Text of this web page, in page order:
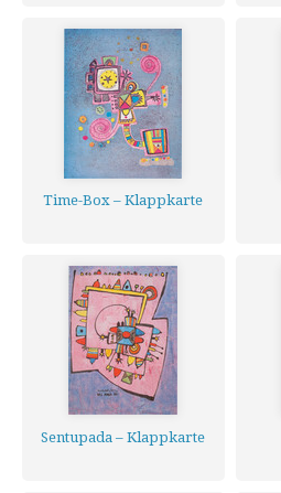
Time-Box – Klappkarte
Sentupada – Klappkarte